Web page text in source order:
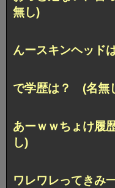
無し)
んースキンヘッド
で学歴は？ (名無
あーｗｗちょけ履
し)
ワレワレってきみ